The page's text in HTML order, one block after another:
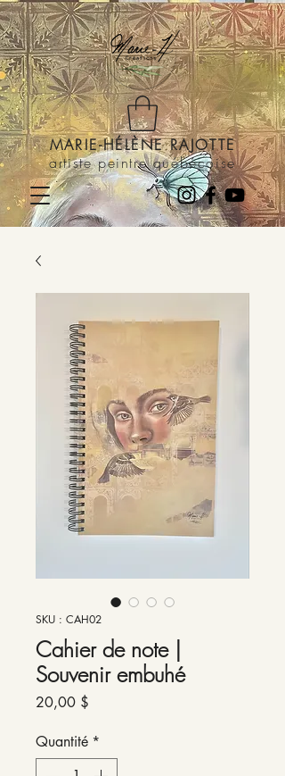
MARIE-HÉLÈNE RAJOTTE
artiste peintre québécoise
SKU : CAH02
Cahier de note |
Souvenir embuhé
20,00 $
Quantité *